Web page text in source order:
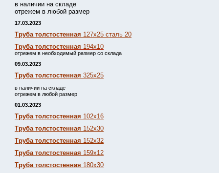
в наличии на складе
отрежем в любой размер
17.03.2023
Труба толстостенная 127х25 сталь 20
Труба толстостенная 194х10
отрежем в необходимый размер со склада
09.03.2023
Труба толстостенная 325х25
в наличии на складе
отрежем в любой размер
01.03.2023
Труба толстостенная 102х16
Труба толстостенная 152х30
Труба толстостенная 152х32
Труба толстостенная 159х12
Труба толстостенная 180х30